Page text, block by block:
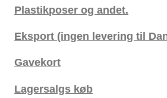
Plastikposer og andet.
Eksport (ingen levering til
Gavekort
Lagersalgs køb